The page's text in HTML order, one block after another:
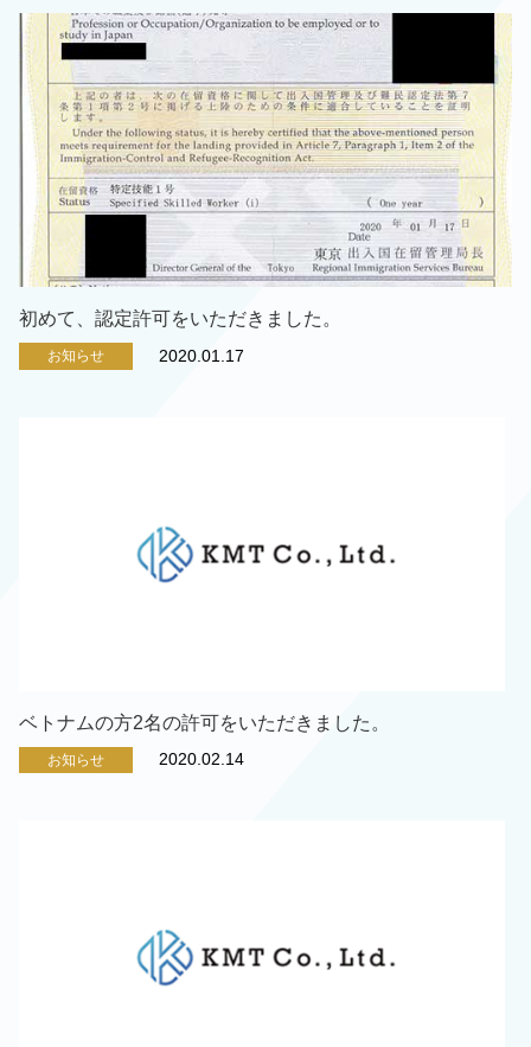
初めて、認定許可をいただきました。
お知らせ 2020.01.17
ベトナムの方2名の許可をいただきました。
お知らせ 2020.02.14